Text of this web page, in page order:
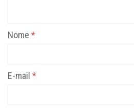
Nome *
E-mail *